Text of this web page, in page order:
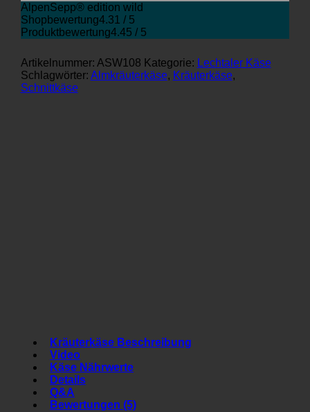
AlpenSepp® edition wild
Shopbewertung4.31 / 5
Produktbewertung4.45 / 5
Artikelnummer: ASW108 Kategorie: Lechtaler Käse
Schlagwörter: Almkräuterkäse, Kräuterkäse,
Schnittkäse
Kräuterkäse Beschreibung
Video
Käse Nährwerte
Details
Q&A
Bewertungen (5)